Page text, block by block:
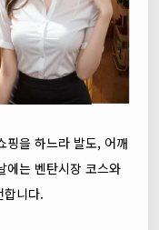
핑을 하느라 발도, 어깨
에는 벤탄시장 코스와
니다.